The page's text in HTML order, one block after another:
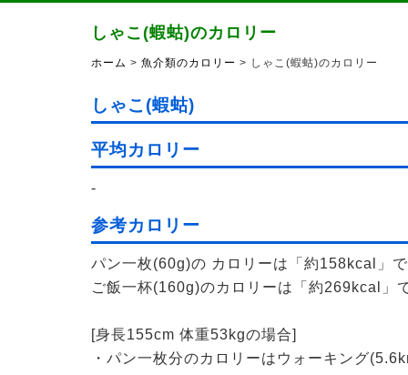
しゃこ(蝦蛄)のカロリー
ホーム > 魚介類のカロリー > しゃこ(蝦蛄)のカロリー
しゃこ(蝦蛄)
平均カロリー
-
参考カロリー
パン一枚(60g)の カロリーは「約158kcal」
ご飯一杯(160g)のカロリーは「約269kcal」
[身長155cm 体重53kgの場合]
・パン一枚分のカロリーはウォーキング